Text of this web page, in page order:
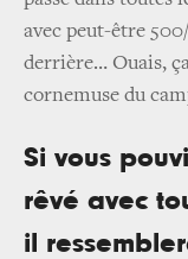
avec peut-être
derrière… Ouais,
cornemuse du
Si vous
rêvé avec
il